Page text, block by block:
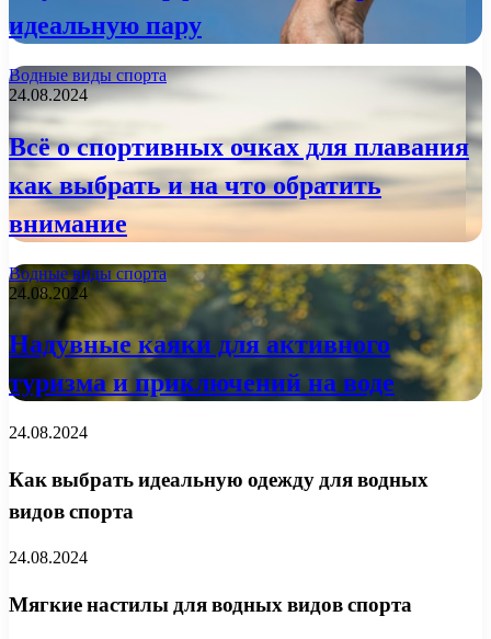
идеальную пару
Водные виды спорта
24.08.2024
Всё о спортивных очках для плавания
как выбрать и на что обратить
внимание
Водные виды спорта
24.08.2024
Надувные каяки для активного
туризма и приключений на воде
24.08.2024
Как выбрать идеальную одежду для водных
видов спорта
24.08.2024
Мягкие настилы для водных видов спорта